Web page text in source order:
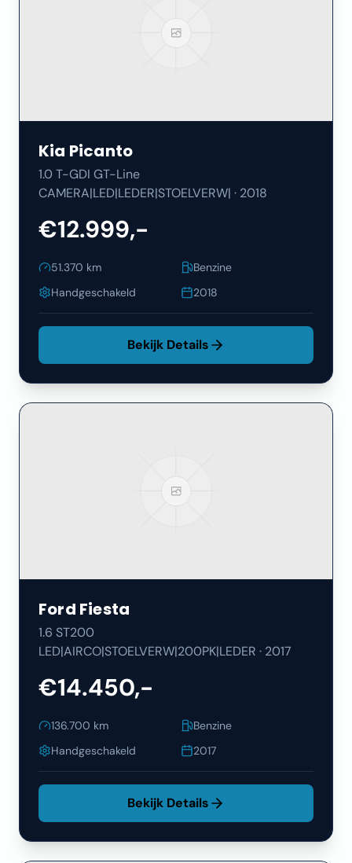
Kia Picanto
1.0 T-GDI GT-Line
CAMERA|LED|LEDER|STOELVERW| · 2018
€12.999,-
51.370 km
Benzine
Handgeschakeld
2018
Bekijk Details
Ford Fiesta
1.6 ST200
LED|AIRCO|STOELVERW|200PK|LEDER · 2017
€14.450,-
136.700 km
Benzine
Handgeschakeld
2017
Bekijk Details